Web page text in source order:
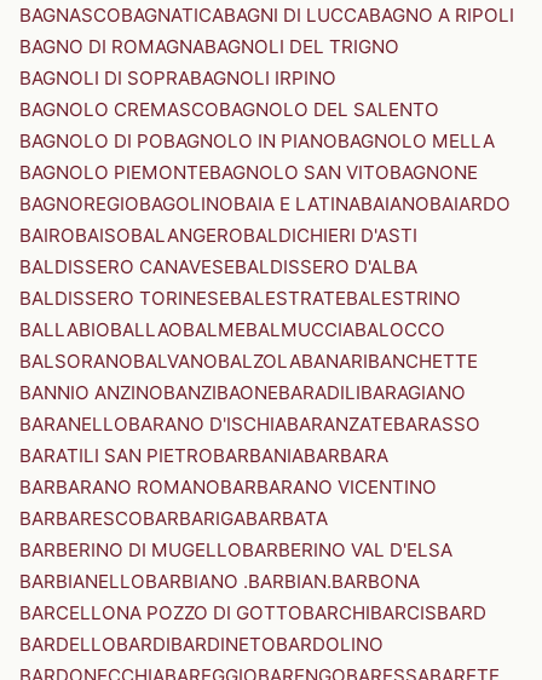
BAGNASCOBAGNATICABAGNI DI LUCCABAGNO A RIPOLI
BAGNO DI ROMAGNABAGNOLI DEL TRIGNO
BAGNOLI DI SOPRABAGNOLI IRPINO
BAGNOLO CREMASCOBAGNOLO DEL SALENTO
BAGNOLO DI POBAGNOLO IN PIANOBAGNOLO MELLA
BAGNOLO PIEMONTEBAGNOLO SAN VITOBAGNONE
BAGNOREGIOBAGOLINOBAIA E LATINABAIANOBAIARDO
BAIROBAISOBALANGEROBALDICHIERI D'ASTI
BALDISSERO CANAVESEBALDISSERO D'ALBA
BALDISSERO TORINESEBALESTRATEBALESTRINO
BALLABIOBALLAOBALMEBALMUCCIABALOCCO
BALSORANOBALVANOBALZOLABANARIBANCHETTE
BANNIO ANZINOBANZIBAONEBARADILIBARAGIANO
BARANELLOBARANO D'ISCHIABARANZATEBARASSO
BARATILI SAN PIETROBARBANIABARBARA
BARBARANO ROMANOBARBARANO VICENTINO
BARBARESCOBARBARIGABARBATA
BARBERINO DI MUGELLOBARBERINO VAL D'ELSA
BARBIANELLOBARBIANO .BARBIAN.BARBONA
BARCELLONA POZZO DI GOTTOBARCHIBARCISBARD
BARDELLOBARDIBARDINETOBARDOLINO